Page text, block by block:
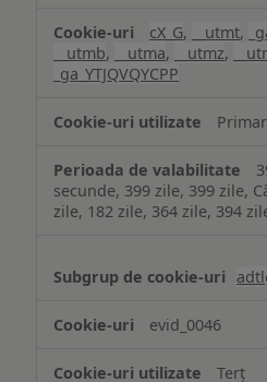
cX_G, __utmt,
__utmb, __utma, __utmz,
_ga_YTJQVQYCPP
secunde, 399 zile, 399 zile,
zile, 182 zile, 364 zile, 394
evid_0046
Terț